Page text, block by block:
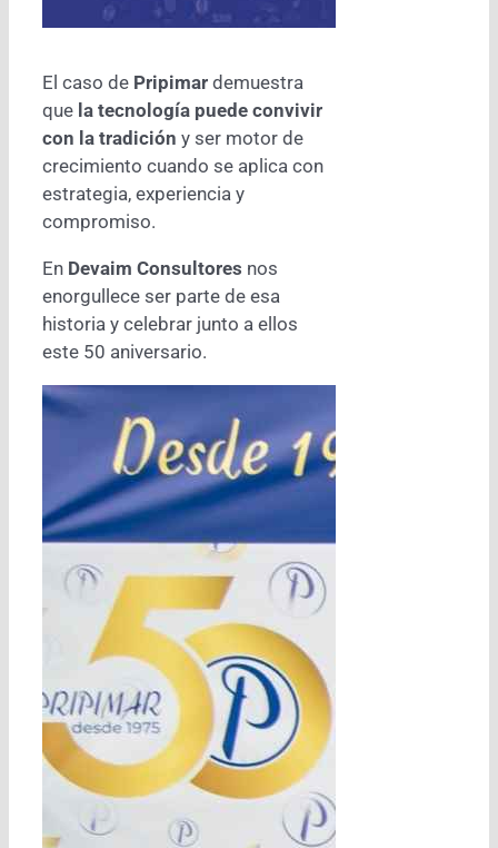
El caso de Pripimardemuestra
que la tecnología puede convivir
con la tradición y ser motor de
crecimiento cuando se aplica con
estrategia, experiencia y
compromiso.
En Devaim Consultores nos
enorgullece ser parte de esa
historia y celebrar junto a ellos
este 50 aniversario.